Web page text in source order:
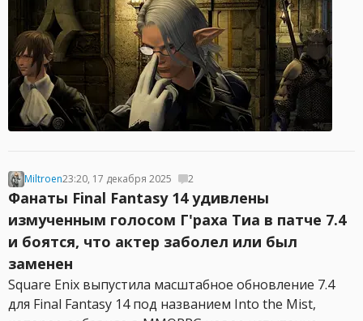
Miltroen23:20, 17 декабря 2025 2
Фанаты Final Fantasy 14 удивлены
измученным голосом Г'раха Тиа в патче 7.4
и боятся, что актер заболел или был
заменен
Square Enix выпустила масштабное обновление 7.4
для Final Fantasy 14 под названием Into the Mist,